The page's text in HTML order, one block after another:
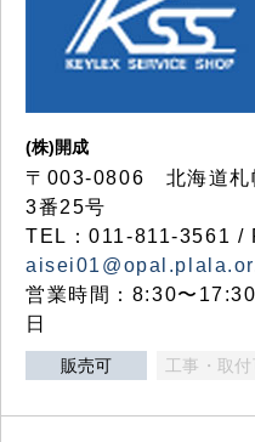
(株)開成
〒003-0806 北海道札
3番25号
TEL：011-811-3561 /
営業時間：8:30〜
日
販売可 工事・取付